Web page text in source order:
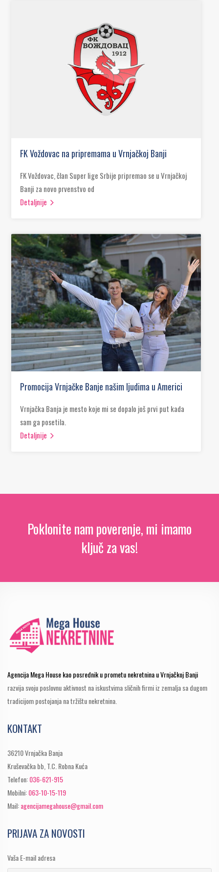
FK Voždovac na pripremama u Vrnjačkoj Banji
FK Voždovac, član Super lige Srbije pripremao se u Vrnjačkoj
Banji za novo prvenstvo od
Detaljnije
Promocija Vrnjačke Banje našim ljudima u Americi
Vrnjačka Banja je mesto koje mi se dopalo još prvi put kada
sam ga posetila.
Detaljnije
Poklonite nam poverenje, mi imamo
ključ za vas!
Agencija Mega House kao posrednik u prometu nekretnina u Vrnjačkoj Banji
razvija svoju poslovnu aktivnost na iskustvima sličnih firmi iz zemalja sa dugom
tradicijom postojanja na tržištu nekretnina.
KONTAKT
36210 Vrnjačka Banja
Kruševačka bb, T.C. Robna Kuća
Telefon:036-621-915
Mobilni:063-10-15-119
Mail:agencijamegahouse@gmail.com
PRIJAVA ZA NOVOSTI
Vaša E-mail adresa